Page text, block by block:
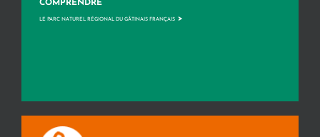
COMPRENDRE
LE PARC NATUREL RÉGIONAL DU GÂTINAIS FRANÇAIS >